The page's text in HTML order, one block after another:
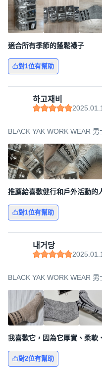
適合所有季節的蓬鬆襪子
對1位有幫助
하고재비
BLACK YAK WORK WEAR
推薦給喜歡健行和戶外活動的
對1位有幫助
내거당
BLACK YAK WORK WEAR
我喜歡它，因為它厚實、柔軟
對2位有幫助